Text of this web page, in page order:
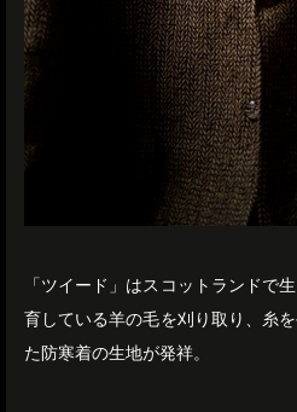
「ツイード」はスコットランドで
育している羊の毛を刈り取り、糸
た防寒着の生地が発祥。